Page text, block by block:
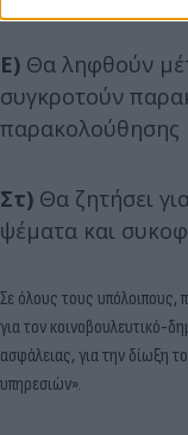
Ε) Θα ληφθούν
συγκροτούν
παρακολούθησης
Στ) Θα ζητήσει
ψέματα και
Σε όλους τους υπόλοιπους,
για τον κοινοβουλευτικό-
ασφάλειας, για την δίωξη
υπηρεσιών».